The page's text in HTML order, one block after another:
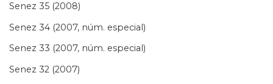
Senez 35 (2008)
Senez 34 (2007, núm. especial)
Senez 33 (2007, núm. especial)
Senez 32 (2007)